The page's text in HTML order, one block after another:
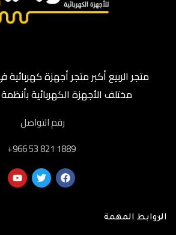
متجر الربيع أكبر متجر أجهزة
مختلف الأجهزة الكهربائية
رقم التواصل
‎+966 53 821 1889
الروابط المهمة